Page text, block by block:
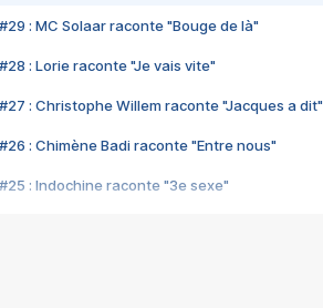
#29 : MC Solaar raconte "Bouge de là"
#28 : Lorie raconte "Je vais vite"
#27 : Christophe Willem raconte "Jacques a dit"
#26 : Chimène Badi raconte "Entre nous"
#25 : Indochine raconte "3e sexe"